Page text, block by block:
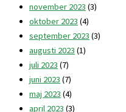
november 2023 (3)
oktober 2023 (4)
september 2023 (3)
augusti 2023 (1)
juli 2023 (7)
juni 2023 (7)
maj 2023 (4)
april 2023 (3)